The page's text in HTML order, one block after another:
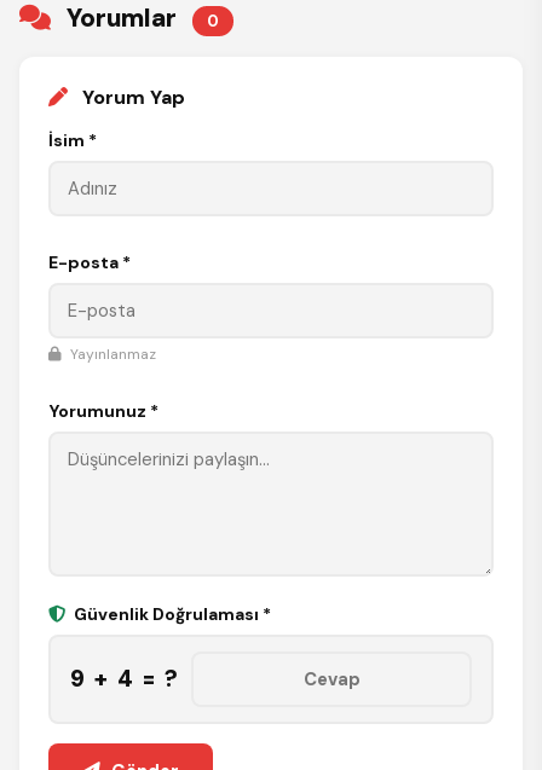
Yorumlar 0
Yorum Yap
İsim *
E-posta *
Yayınlanmaz
Yorumunuz *
Güvenlik Doğrulaması *
9 + 4 = ?